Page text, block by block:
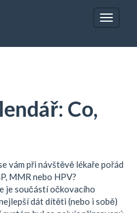
Co,
vám při návštěvě lékaře pořád
MMR nebo HPV?
je součástí očkovacího
dát dítěti (nebo i sobě)